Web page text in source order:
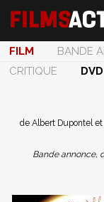
FILM BANDE
CRITIQUE
de Albert Dupontel
Bande annonce,